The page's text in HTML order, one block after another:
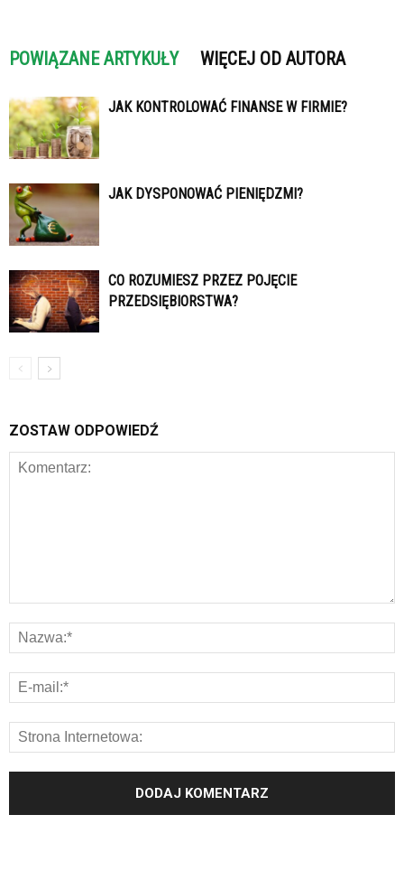
POWIĄZANE ARTYKUŁY WIĘCEJ OD AUTORA
JAK KONTROLOWAĆ FINANSE W FIRMIE?
JAK DYSPONOWAĆ PIENIĘDZMI?
CO ROZUMIESZ PRZEZ POJĘCIE
PRZEDSIĘBIORSTWA?
ZOSTAW ODPOWIEDŹ